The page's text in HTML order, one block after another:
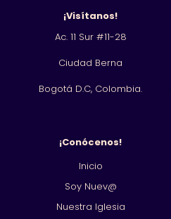
¡Visítanos!
Ac. 11 Sur #11-28
Ciudad Berna
Bogotá D.C, Colombia.
¡Conócenos!
Inicio
Soy Nuev@
Nuestra Iglesia